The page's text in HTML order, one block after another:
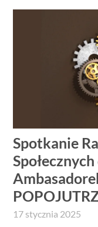
Spotkanie
17 stycznia 2025